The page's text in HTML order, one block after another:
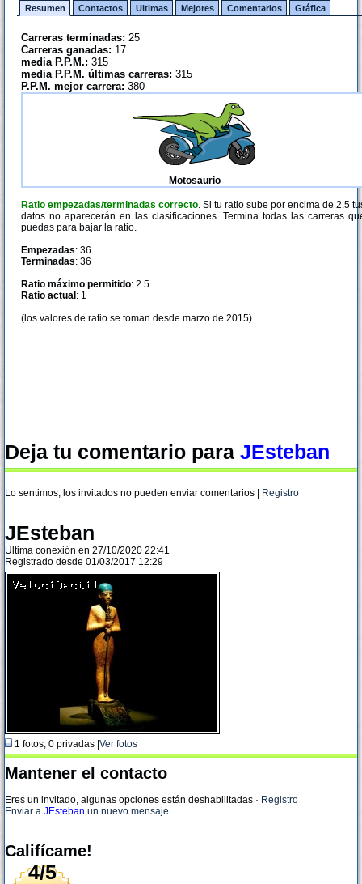
Resumen Contactos Ultimas Mejores Comentarios Gráfica
Carreras terminadas: 25
Carreras ganadas: 17
media P.P.M.: 315
media P.P.M. últimas carreras: 315
P.P.M. mejor carrera: 380
Motosaurio
Ratio empezadas/terminadas correcto. Si tu ratio sube por encima de 2.5
datos no aparecerán en las clasificaciones. Termina todas las carreras
puedas para bajar la ratio.
Empezadas: 36
Terminadas: 36
Ratio máximo permitido: 2.5
Ratio actual : 1
(los valores de ratio se toman desde marzo de 2015)
Deja tu comentario para JEsteban
Lo sentimos, los invitados no pueden enviar comentarios | Registro
JEsteban
Ultima conexión en 27/10/2020 22:41
Registrado desde 01/03/2017 12:29
1 fotos, 0 privadas | Ver fotos
Mantener el contacto
Eres un invitado, algunas opciones están deshabilitadas · Registro
Enviar a JEsteban un nuevo mensaje
Califícame!
4/5